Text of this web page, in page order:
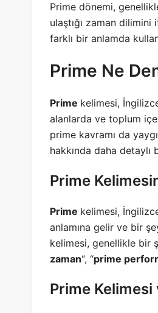
Prime dönemi,
ulaştığı zaman
farklı bir anlamda
Prime Ne
Prime kelimesi,
alanlarda ve toplum
prime kavramı da
hakkında daha detaylı
Prime
Prime kelimesi,
anlamına gelir ve bir
kelimesi, genellikle bir
zaman“, “prime
Prime